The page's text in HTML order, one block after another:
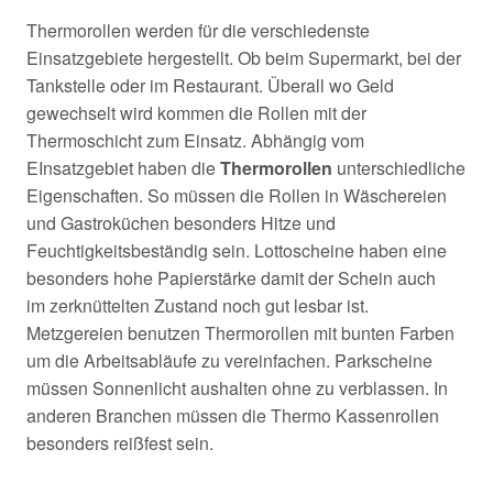
Thermorollen werden für die verschiedenste
Einsatzgebiete hergestellt. Ob beim Supermarkt, bei der
Tankstelle oder im Restaurant. Überall wo Geld
gewechselt wird kommen die Rollen mit der
Thermoschicht zum Einsatz. Abhängig vom
EInsatzgebiet haben dieThermorollen unterschiedliche
Eigenschaften. So müssen die Rollen in Wäschereien
und Gastroküchen besonders Hitze und
Feuchtigkeitsbeständig sein. Lottoscheine haben eine
besonders hohe Papierstärke damit der Schein auch
imzerknüttelten Zustand noch gut lesbar ist.
Metzgereien benutzen Thermorollen mit bunten Farben
um die Arbeitsabläufe zu vereinfachen. Parkscheine
müssen Sonnenlicht aushalten ohne zu verblassen. In
anderen Branchen müssen die Thermo Kassenrollen
besonders reißfest sein.